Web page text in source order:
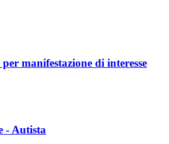
manifestazione di interesse
- Autista